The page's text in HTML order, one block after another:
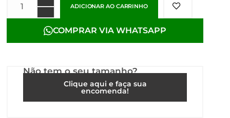
ADICIONAR AO CARRINHO
COMPRAR VIA WHATSAPP
Não tem o seu tamanho?
Clique aqui e faça sua
encomenda!